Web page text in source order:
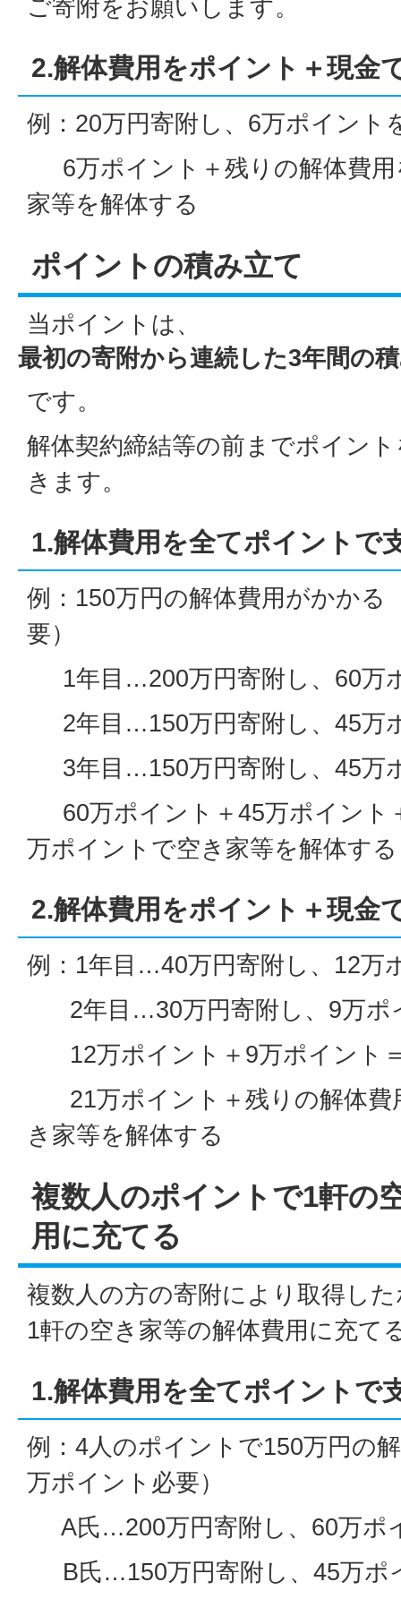
ご寄附をお願いします。
2.解体費用をポイント＋現金
例：20万円寄附し、6万ポイント
6万ポイント＋残りの解体費用
家等を解体する
ポイントの積み立て
当ポイントは、
最初の寄附から連続した3年間の
です。
解体契約締結等の前までポイン
きます。
1.解体費用を全てポイントで
例：150万円の解体費用がかかる
要）
1年目…200万円寄附し、60万
2年目…150万円寄附し、45万
3年目…150万円寄附し、45万
60万ポイント＋45万ポイント
万ポイントで空き家等を解体する
2.解体費用をポイント＋現金
例：1年目…40万円寄附し、12万
2年目…30万円寄附し、9万ポ
12万ポイント＋9万ポイント
21万ポイント＋残りの解体費
き家等を解体する
複数人のポイントで1軒の
用に充てる
複数人の方の寄附により取得し
1軒の空き家等の解体費用に充て
1.解体費用を全てポイントで
例：4人のポイントで150万円の
万ポイント必要）
A氏…200万円寄附し、60万ポ
B氏…150万円寄附し、45万ポ